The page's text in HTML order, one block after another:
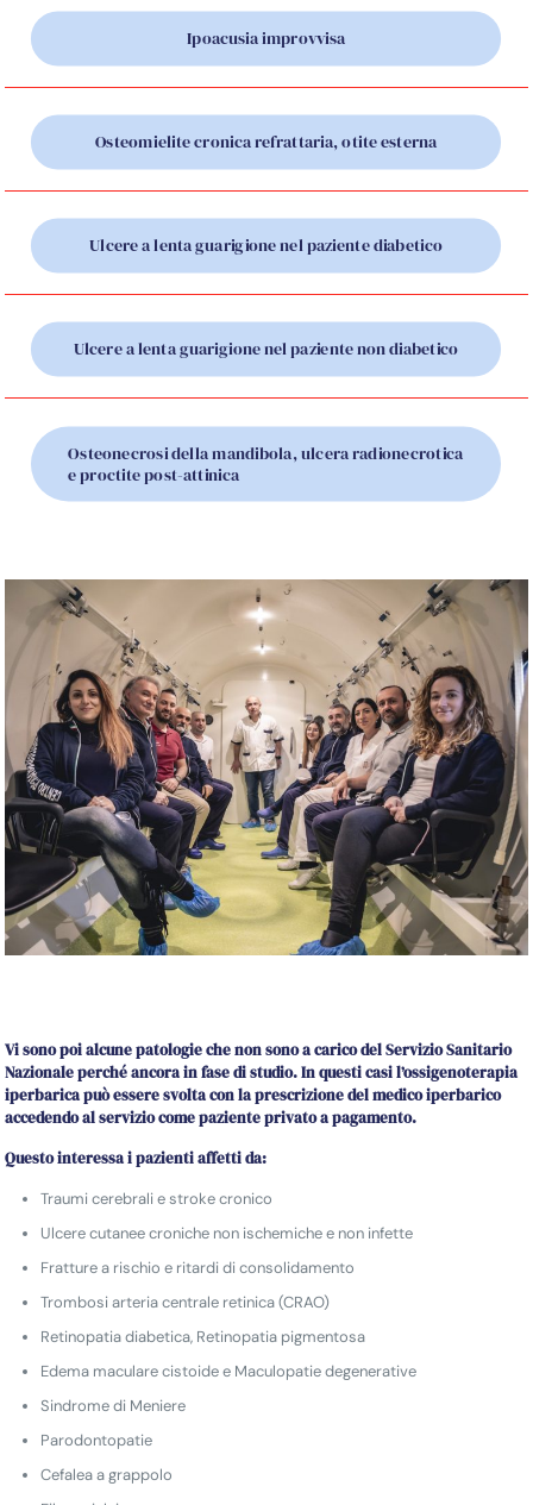
Ipoacusia improvvisa
Osteomielite cronica refrattaria, otite esterna
Ulcere a lenta guarigione nel paziente diabetico
Ulcere a lenta guarigione nel paziente non diabetico
Osteonecrosi della mandibola, ulcera radionecrotica
e proctite post-attinica
Vi sono poi alcune patologie che non sono a carico del Servizio Sanitario
Nazionale perché ancora in fase di studio. In questi casi l’ossigenoterapia
iperbarica può essere svolta con la prescrizione del medico iperbarico
accedendo al servizio come paziente privato a pagamento.
Questo interessa i pazienti affetti da:
Traumi cerebrali e stroke cronico
Ulcere cutanee croniche non ischemiche e non infette
Fratture a rischio e ritardi di consolidamento
Trombosi arteria centrale retinica (CRAO)
Retinopatia diabetica, Retinopatia pigmentosa
Edema maculare cistoide e Maculopatie degenerative
Sindrome di Meniere
Parodontopatie
Cefalea a grappolo